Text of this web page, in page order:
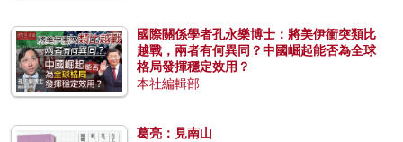
國際關係學者孔永樂博士：將美伊衝突類比
越戰，兩者有何異同？中國崛起能否為全球
格局發揮穩定效用？
本社編輯部
葛亮：見南山